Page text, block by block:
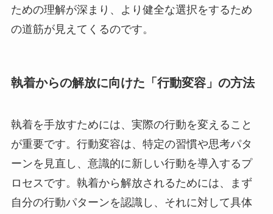
ための理解が深まり、より健全な選択をするため
の道筋が見えてくるのです。
執着からの解放に向けた「行動変容」の方法
執着を手放すためには、実際の行動を変えること
が重要です。行動変容は、特定の習慣や思考パタ
ーンを見直し、意識的に新しい行動を導入するプ
ロセスです。執着から解放されるためには、まず
自分の行動パターンを認識し、それに対して具体